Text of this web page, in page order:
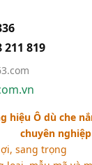
211 819
hiệu Ô dù che
chuyên nghiệp
sang trọng